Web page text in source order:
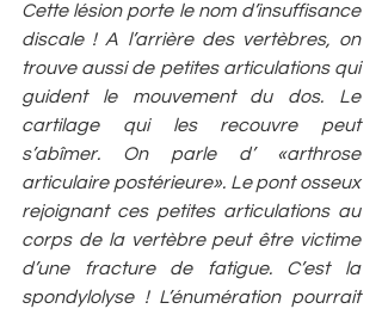
Cette lésion porte le nom d’insuffisance
discale ! A l’arrière des vertèbres, on
trouve aussi de petites articulations qui
guident le mouvement du dos. Le
cartilage qui les recouvre peut
s’abîmer. On parle d’ «arthrose
articulaire postérieure». Le pont osseux
rejoignant ces petites articulations au
corps de la vertèbre peut être victime
d’une fracture de fatigue. C’est la
spondylolyse ! L’énumération pourrait